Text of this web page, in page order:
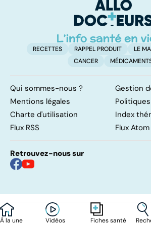
À la une Vidéos Fiches santé
nos
RECETTES RAPPEL PRODUIT
LE
CANCER
Qui sommes-nous ?
Gestion
Mentions légales
Charte d'utilisation
Index
Flux RSS
Flux Atom
Retrouvez-nous sur